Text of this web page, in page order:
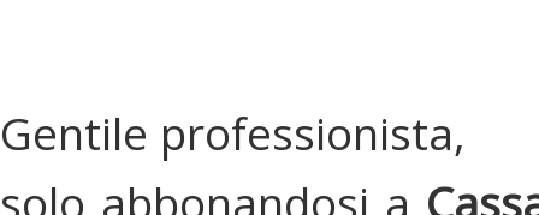
Gentile professionista,
solo abbonandosi a